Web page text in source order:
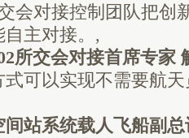
对接控制团队把创
自主对接。,
所交会对接首席专家
可以实现不需要航
站系统载人飞船副